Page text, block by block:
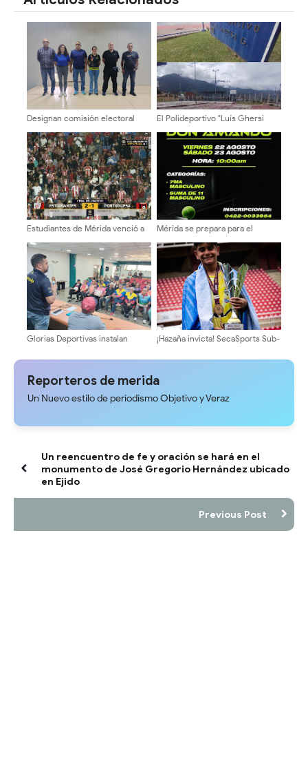
Designan comisión electoral
asociación de baloncesto del
estado Mérida
El Polideportivo "Luís Ghersi
que cumple 42 años
Estudiantes de Mérida venció a
de Zumba
Mérida se prepara para el
Amando" este fin de semana
Glorias Deportivas instalan
directivos
¡Hazaña invicta! SecaSports Sub-
y representará a Venezuela en
Reporteros de merida
Un Nuevo estilo de periodismo Objetivo y Veraz
Un reencuentro de fe y oración se hará en el
monumento de José Gregorio Hernández ubicado
en Ejido
Previous Post